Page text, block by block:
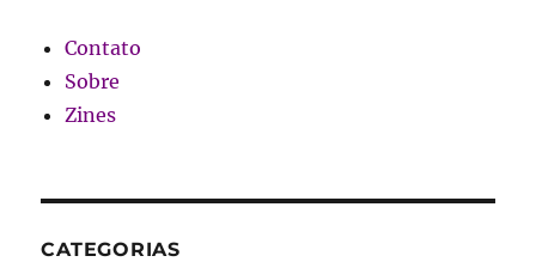
Contato
Sobre
Zines
CATEGORIAS